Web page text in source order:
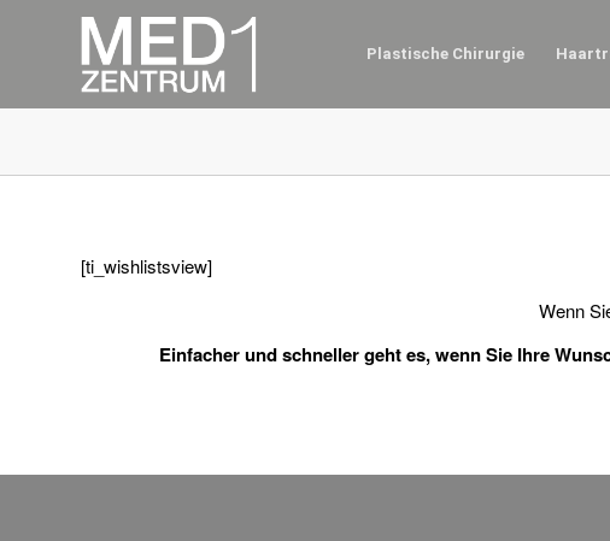
Plastische Chirurgie
[ti_wishlistsview]
Wenn
Einfacher und schneller geht es, wenn Sie Ihre